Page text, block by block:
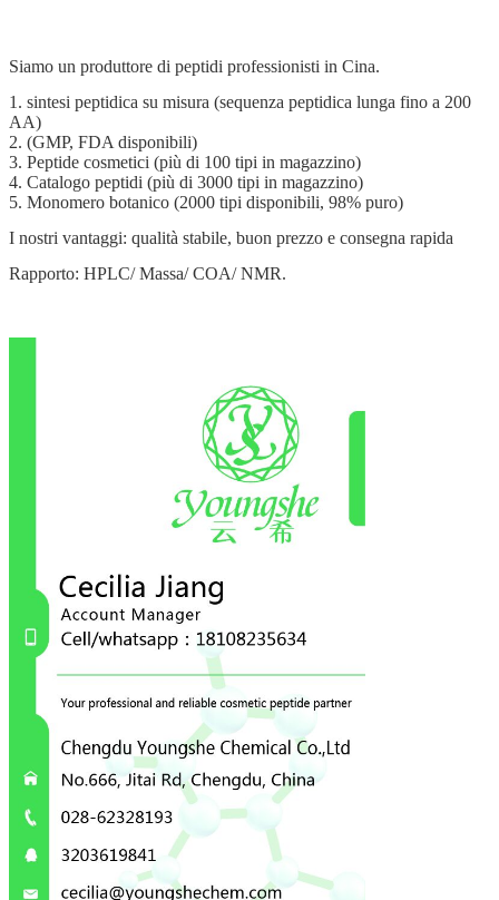
Siamo un produttore di peptidi professionisti in Cina.
1. sintesi peptidica su misura (sequenza peptidica lunga fino a 200
AA)
2. (GMP, FDA disponibili)
3. Peptide cosmetici (più di 100 tipi in magazzino)
4. Catalogo peptidi (più di 3000 tipi in magazzino)
5. Monomero botanico (2000 tipi disponibili, 98% puro)
I nostri vantaggi: qualità stabile, buon prezzo e consegna rapida
Rapporto: HPLC/ Massa/ COA/ NMR.